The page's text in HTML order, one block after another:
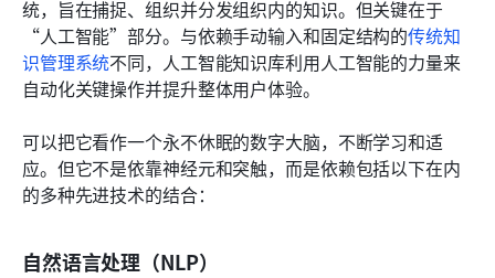
统，旨在捕捉、组织并分发组织内的知识。但关键在于
“人工智能”部分。与依赖手动输入和固定结构的传统知
识管理系统不同，人工智能知识库利用人工智能的力量来
自动化关键操作并提升整体用户体验。
可以把它看作一个永不休眠的数字大脑，不断学习和适
应。但它不是依靠神经元和突触，而是依赖包括以下在内
的多种先进技术的结合：
自然语言处理（NLP）